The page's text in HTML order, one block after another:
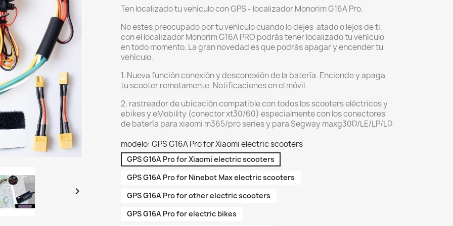

Ten localizado tu vehículo con GPS - localizador Monorim G16A Pro.
No estes preocupado por tu vehículo cuando lo dejes atado o lejos de ti,
con el localizador Monorim G16A PRO podrás tener localizado tu vehículo
en todo momento. La gran novedad es que podrás apagar y encender tu
vehículo.
1. Nueva función conexión y desconexión de la batería. Enciende y apaga
tu scooter remotamente. Notificaciones en el móvil.
2. rastreador de ubicación compatible con todos los scooters eléctricos y
ebikes y eMobility (conector xt30/60) especialmente con los conectores
de batería para xiaomi m365/pro series y para Segway maxg30D/LE/LP/LD
modelo: GPS G16A Pro for Xiaomi electric scooters
GPS G16A Pro for Xiaomi electric scooters
GPS G16A Pro for Ninebot Max electric scooters
GPS G16A Pro for other electric scooters
GPS G16A Pro for electric bikes